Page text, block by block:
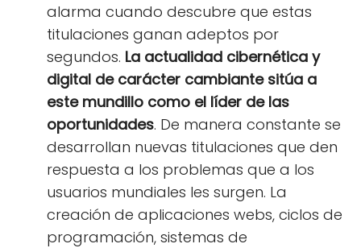
alarma cuando descubre que estas
titulaciones ganan adeptos por
segundos. La actualidad cibernética y
digital de carácter cambiante sitúa a
este mundillo como el líder de las
oportunidades. De manera constante se
desarrollan nuevas titulaciones que den
respuesta a los problemas que a los
usuarios mundiales les surgen. La
creación de aplicaciones webs, ciclos de
programación, sistemas de